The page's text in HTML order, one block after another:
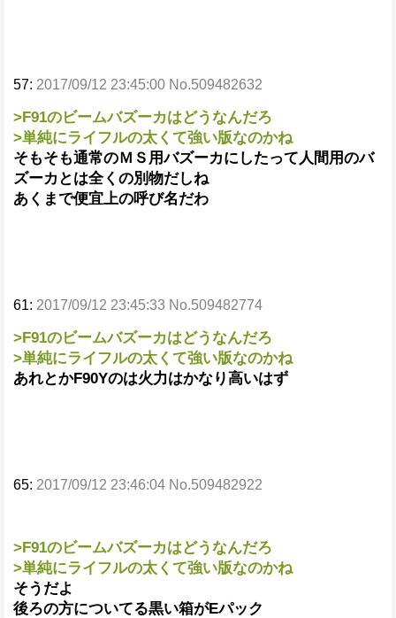
57: 2017/09/12 23:45:00 No.509482632
>F91のビームバズーカはどうなんだろ
>単純にライフルの太くて強い版なのかね
そもそも通常のＭＳ用バズーカにしたって人間用のバ
ズーカとは全くの別物だしね
あくまで便宜上の呼び名だわ
61: 2017/09/12 23:45:33 No.509482774
>F91のビームバズーカはどうなんだろ
>単純にライフルの太くて強い版なのかね
あれとかF90Yのは火力はかなり高いはず
65: 2017/09/12 23:46:04 No.509482922
>F91のビームバズーカはどうなんだろ
>単純にライフルの太くて強い版なのかね
そうだよ
後ろの方についてる黒い箱がEパック